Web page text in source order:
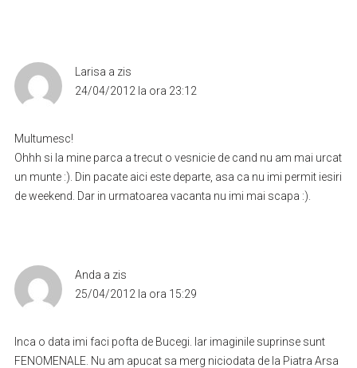
Larisa a zis
24/04/2012 la ora 23:12
Multumesc!
Ohhh si la mine parca a trecut o vesnicie de cand nu am mai urcat
un munte :). Din pacate aici este departe, asa ca nu imi permit iesiri
de weekend. Dar in urmatoarea vacanta nu imi mai scapa :).
Anda a zis
25/04/2012 la ora 15:29
Inca o data imi faci pofta de Bucegi. Iar imaginile suprinse sunt
FENOMENALE. Nu am apucat sa merg niciodata de la Piatra Arsa